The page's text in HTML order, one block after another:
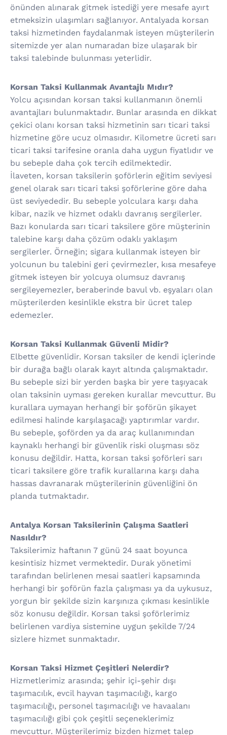
önünden alınarak gitmek istediği yere mesafe ayırt
etmeksizin ulaşımları sağlanıyor. Antalyada korsan
taksi hizmetinden faydalanmak isteyen müşterilerin
sitemizde yer alan numaradan bize ulaşarak bir
taksi talebinde bulunması yeterlidir.
Korsan Taksi Kullanmak Avantajlı Mıdır?
Yolcu açısından korsan taksi kullanmanın önemli
avantajları bulunmaktadır. Bunlar arasında en dikkat
çekici olanı korsan taksi hizmetinin sarı ticari taksi
hizmetine göre ucuz olmasıdır. Kilometre ücreti sarı
ticari taksi tarifesine oranla daha uygun fiyatlıdır ve
bu sebeple daha çok tercih edilmektedir.
İlaveten, korsan taksilerin şoförlerin eğitim seviyesi
genel olarak sarı ticari taksi şoförlerine göre daha
üst seviyededir. Bu sebeple yolculara karşı daha
kibar, nazik ve hizmet odaklı davranış sergilerler.
Bazı konularda sarı ticari taksilere göre müşterinin
talebine karşı daha çözüm odaklı yaklaşım
sergilerler. Örneğin; sigara kullanmak isteyen bir
yolcunun bu talebini geri çevirmezler, kısa mesafeye
gitmek isteyen bir yolcuya olumsuz davranış
sergileyemezler, beraberinde bavul vb. eşyaları olan
müşterilerden kesinlikle ekstra bir ücret talep
edemezler.
Korsan Taksi Kullanmak Güvenli Midir?
Elbette güvenlidir. Korsan taksiler de kendi içlerinde
bir durağa bağlı olarak kayıt altında çalışmaktadır.
Bu sebeple sizi bir yerden başka bir yere taşıyacak
olan taksinin uyması gereken kurallar mevcuttur. Bu
kurallara uymayan herhangi bir şoförün şikayet
edilmesi halinde karşılaşacağı yaptırımlar vardır.
Bu sebeple, şoförden ya da araç kullanımından
kaynaklı herhangi bir güvenlik riski oluşması söz
konusu değildir. Hatta, korsan taksi şoförleri sarı
ticari taksilere göre trafik kurallarına karşı daha
hassas davranarak müşterilerinin güvenliğini ön
planda tutmaktadır.
Antalya Korsan Taksilerinin Çalışma Saatleri
Nasıldır?
Taksilerimiz haftanın 7 günü 24 saat boyunca
kesintisiz hizmet vermektedir. Durak yönetimi
tarafından belirlenen mesai saatleri kapsamında
herhangi bir şoförün fazla çalışması ya da uykusuz,
yorgun bir şekilde sizin karşınıza çıkması kesinlikle
söz konusu değildir. Korsan taksi şoförlerimiz
belirlenen vardiya sistemine uygun şekilde 7/24
sizlere hizmet sunmaktadır.
Korsan Taksi Hizmet Çeşitleri Nelerdir?
Hizmetlerimiz arasında; şehir içi-şehir dışı
taşımacılık, evcil hayvan taşımacılığı, kargo
taşımacılığı, personel taşımacılığı ve havaalanı
taşımacılığı gibi çok çeşitli seçeneklerimiz
mevcuttur. Müşterilerimiz bizden hizmet talep